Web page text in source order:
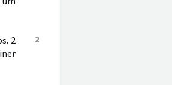
2
2